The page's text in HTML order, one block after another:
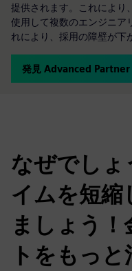
提供されます。これにより
使用して複数のエンジニア
れにより、採用の障壁が下
発見 Advanced
なぜでしょ
イムを短縮
ましょう
トをもっ